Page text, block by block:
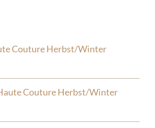
Couture Herbst/Winter
Couture Herbst/Winter